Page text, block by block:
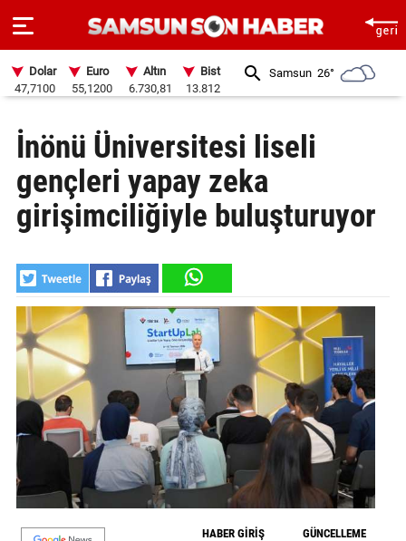
SAYFA
SAMSUN
HABER
GÜNDEM
SİYASET
EKONOMİ
DÜNYA
MAGAZİN
GALERİ
Dolar
47,7100
Euro
55,1200
Altın
6.730,81
Bist
13.812
Samsun 26°
İnönü Üniversitesi liseli
gençleri yapay zeka
girişimciliğiyle buluşturuyor
HABER GİRİŞ
GÜNCELLEME